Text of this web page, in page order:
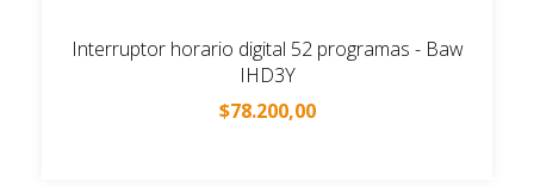
Interruptor horario digital 52 programas - Baw
IHD3Y
$78.200,00